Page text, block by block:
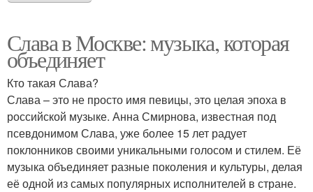
Слава в Москве: музыка, которая
объединяет
Кто такая Слава?
Слава – это не просто имя певицы, это целая эпоха в
российской музыке. Анна Смирнова, известная под
псевдонимом Слава, уже более 15 лет радует
поклонников своими уникальными голосом и стилем. Её
музыка объединяет разные поколения и культуры, делая
её одной из самых популярных исполнителей в стране.